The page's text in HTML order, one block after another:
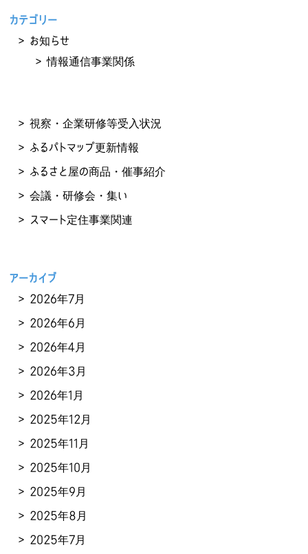
カテゴリー
お知らせ
情報通信事業関係
視察・企業研修等受入状況
ふるパトマップ更新情報
ふるさと屋の商品・催事紹介
会議・研修会・集い
スマート定住事業関連
アーカイブ
2026年7月
2026年6月
2026年4月
2026年3月
2026年1月
2025年12月
2025年11月
2025年10月
2025年9月
2025年8月
2025年7月